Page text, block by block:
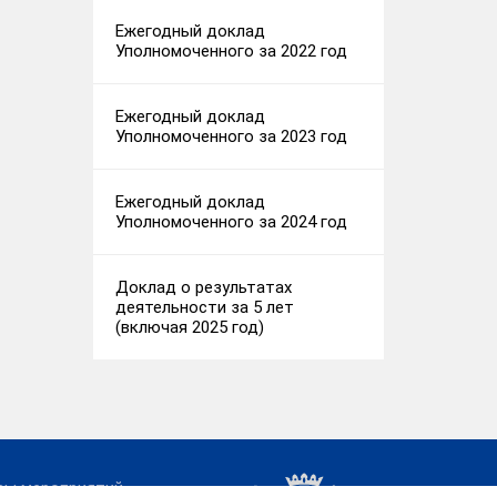
Ежегодный доклад
Уполномоченного за 2022 год
Ежегодный доклад
Уполномоченного за 2023 год
Ежегодный доклад
Уполномоченного за 2024 год
Доклад о результатах
деятельности за 5 лет
(включая 2025 год)
мероприятий